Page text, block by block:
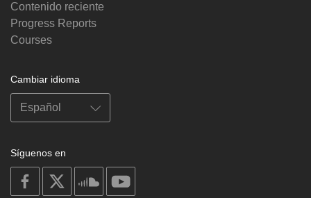
Contenido reciente
Progress Reports
Courses
Cambiar idioma
Síguenos en
on
facebook
soundcloud